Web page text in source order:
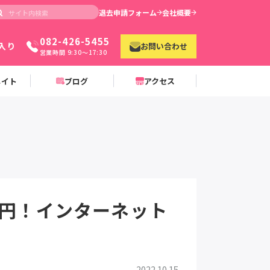
退去申請フォーム 会社概要
り 082-426-5455
営業時間 9:30〜17:30
お問い合わせ
ト ブログ アクセス
！インターネット